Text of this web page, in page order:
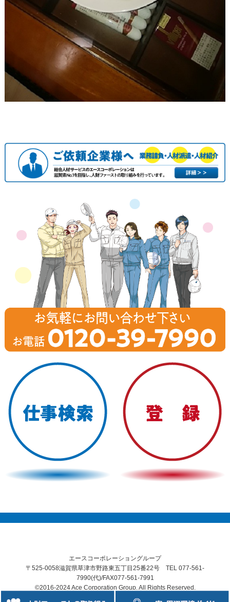
エースコーポレーショングループ
〒525-0058滋賀県草津市野路東五丁目25番22号 TEL 077-561-
7990(代)/FAX077-561-7991
©2016-2024 Ace Corporation Group. All Rights Reserved.